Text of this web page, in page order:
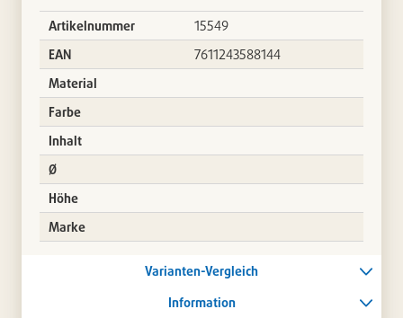
Artikelnummer
15549
EAN
7611243588144
Material
Farbe
Inhalt
Ø
Höhe
Marke
Varianten-Vergleich
Information